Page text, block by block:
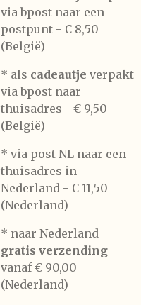
via bpost naar een
postpunt - € 8,50
(België)
* als cadeautje verpakt
via bpost naar
thuisadres - € 9,50
(België)
* via post NL naar een
thuisadres in
Nederland - € 11,50
(Nederland)
* naar Nederland
gratis verzending
vanaf € 90,00
(Nederland)